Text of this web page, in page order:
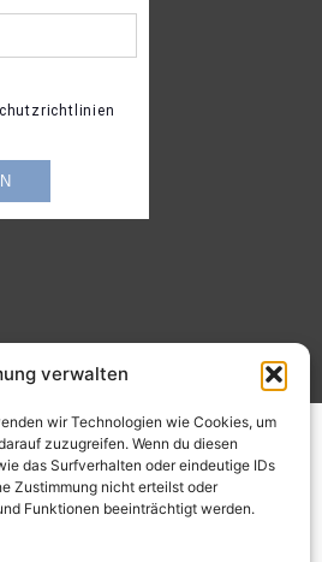
verwalten
wir Technologien wie Cookies, um
zuzugreifen. Wenn du diesen
das Surfverhalten oder eindeutige IDs
Zustimmung nicht erteilst oder
Funktionen beeinträchtigt werden.